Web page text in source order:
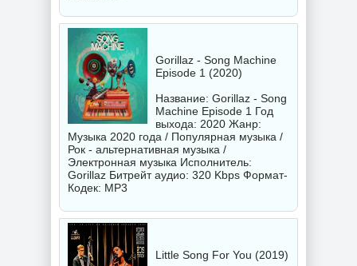
Gorillaz - Song Machine
Episode 1 (2020)
Название: Gorillaz - Song
Machine Episode 1 Год
выхода: 2020 Жанр:
Музыка 2020 года / Популярная музыка /
Рок - альтернативная музыка /
Электронная музыка Исполнитель:
Gorillaz Битрейт аудио: 320 Kbps Формат-
Кодек: MP3
Little Song For You (2019)